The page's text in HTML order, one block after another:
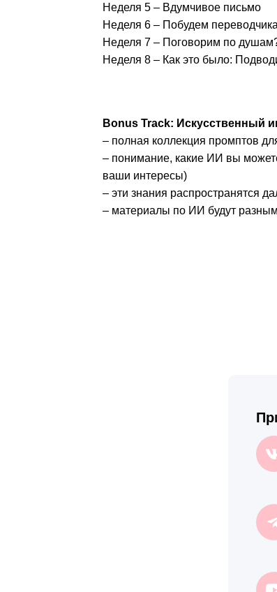
Неделя 5 – Вдумчивое письмо
Неделя 6 – Побудем
Неделя 7 – Поговорим по
Неделя 8 – Как это было:
Bonus Track: Искусственный
– полная коллекция промптов
– понимание, какие ИИ вы
ваши интересы)
– эти знания распространятся
– материалы по ИИ будут